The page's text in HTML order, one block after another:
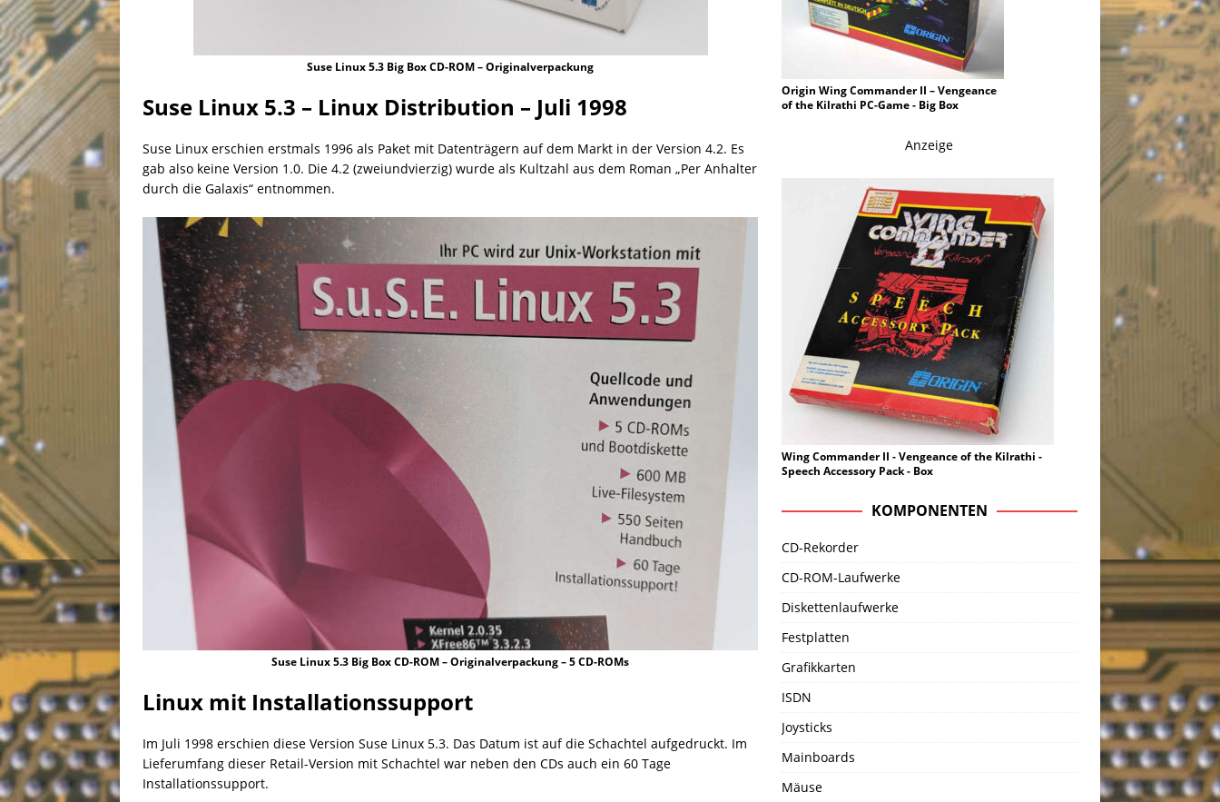
Suse Linux 5.3 Big Box CD-ROM – Originalverpackung
Suse Linux 5.3 – Linux Distribution – Juli 1998
Suse Linux erschien erstmals 1996 als Paket mit Datenträgern auf dem Markt in der Version 4.2. Es
gab also keine Version 1.0. Die 4.2 (zweiundvierzig) wurde als Kultzahl aus dem Roman „Per Anhalter
durch die Galaxis“ entnommen.
Suse Linux 5.3 Big Box CD-ROM – Originalverpackung – 5 CD-ROMs
Linux mit Installationssupport
Im Juli 1998 erschien diese Version Suse Linux 5.3. Das Datum ist auf die Schachtel aufgedruckt. Im
Lieferumfang dieser Retail-Version mit Schachtel war neben den CDs auch ein 60 Tage
Installationssupport.
Origin Wing Commander II – Vengeance
of the Kilrathi PC-Game - Big Box
Anzeige
Wing Commander II - Vengeance of the Kilrathi -
Speech Accessory Pack - Box
KOMPONENTEN
CD-Rekorder
CD-ROM-Laufwerke
Diskettenlaufwerke
Festplatten
Grafikkarten
ISDN
Joysticks
Mainboards
Mäuse